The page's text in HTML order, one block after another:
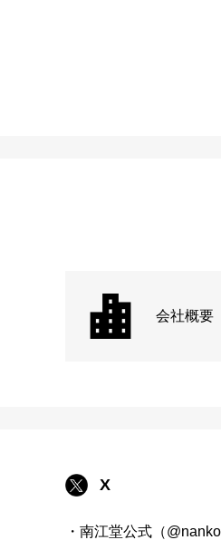
会社概要
X
・南江堂公式（